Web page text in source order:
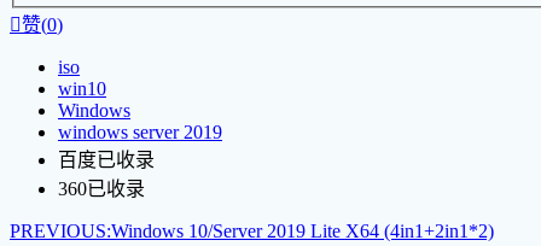
赞(0)
iso
win10
Windows
windows server 2019
百度已收录
360已收录
PREVIOUS:Windows 10/Server 2019 Lite X64 (4in1+2in1*2)